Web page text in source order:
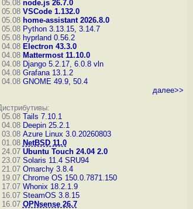
05.08 node.js 26.7.0
05.08 VSCode 1.132.0
05.08 home-assistant 2026.8.0
05.08 Python 3.13.15, 3.14.7
05.08 hyprland 0.56.2
04.08 Electron 43.3.0
04.08 Mattermost 11.10.0
04.08 Django 5.2.17, 6.0.8 vln
04.08 Grafana 13.1.2
04.08 GNOME 49.9, 50.4
далее>>
05.08 Tails 7.10.1
04.08 Deepin 25.2.1
03.08 Azure Linux 3.0.20260803
01.08 NetBSD 11.0
24.07 Ubuntu Touch 24.04 2.0
23.07 Solaris 11.4 SRU94
21.07 Omarchy 3.8.4
19.07 Chrome OS 150.0.7871.150
17.07 Whonix 18.2.1.9
16.07 SteamOS 3.8.15
16.07 OPNsense 26.7